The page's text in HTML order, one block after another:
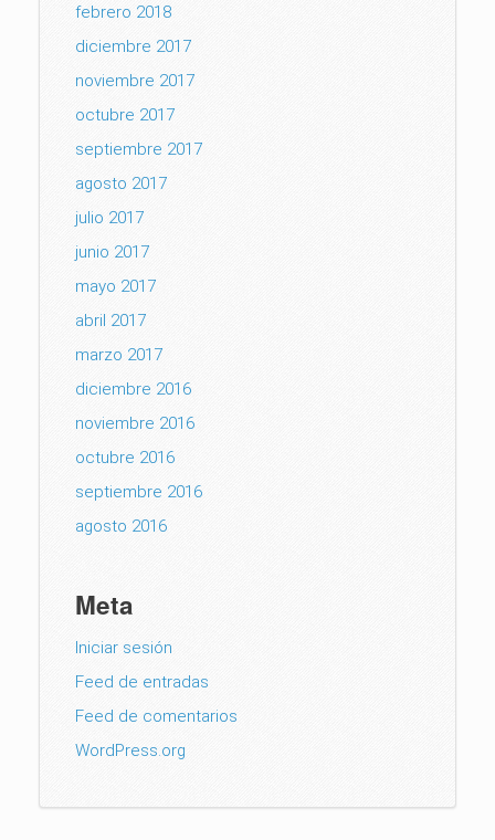
febrero 2018
diciembre 2017
noviembre 2017
octubre 2017
septiembre 2017
agosto 2017
julio 2017
junio 2017
mayo 2017
abril 2017
marzo 2017
diciembre 2016
noviembre 2016
octubre 2016
septiembre 2016
agosto 2016
Meta
Iniciar sesión
Feed de entradas
Feed de comentarios
WordPress.org